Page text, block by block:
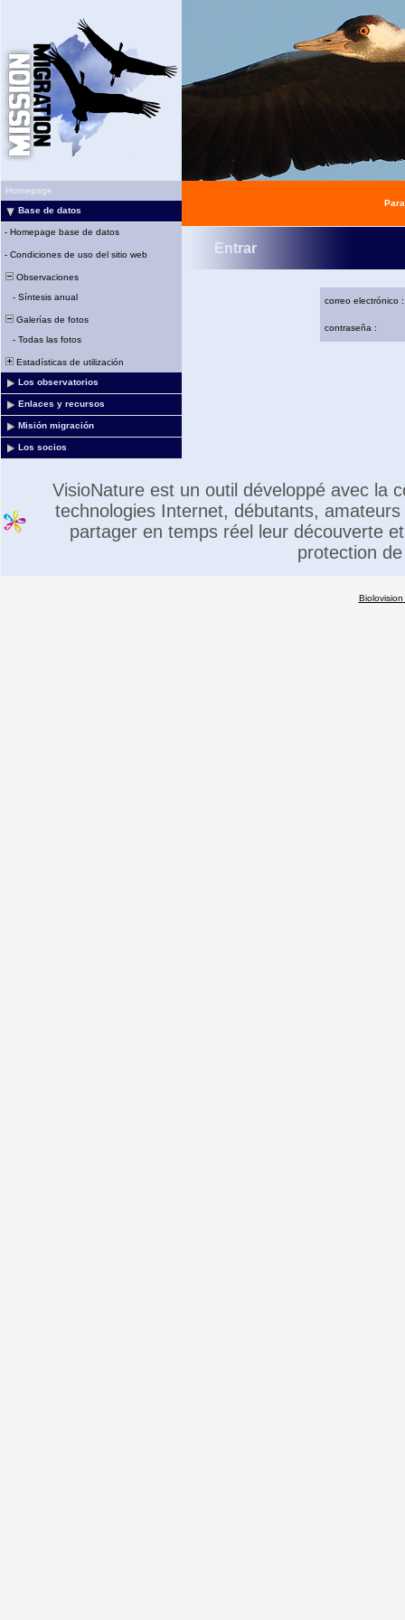
Homepage
Base de datos
- Homepage base de datos
- Condiciones de uso del sitio web
Observaciones
- Síntesis anual
Galerías de fotos
- Todas las fotos
Estadísticas de utilización
Los observatorios
Enlaces y recursos
Misión migración
Los socios
Entrar
correo electrónico :
contraseña :
VisioNature est un outil développé avec la
technologies Internet, débutants,
partager en temps réel leur découverte
protection
Biolovision